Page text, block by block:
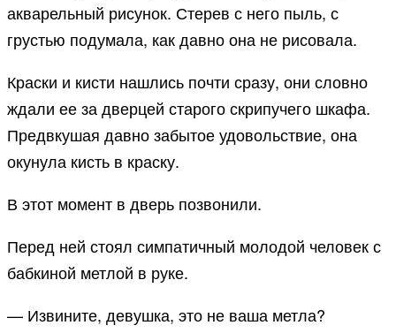
акварельный рисунок. Стерев с него пыль, с
грустью подумала, как давно она не рисовала.
Краски и кисти нашлись почти сразу, они словно
ждали ее за дверцей старого скрипучего шкафа.
Предвкушая давно забытое удовольствие, она
окунула кисть в краску.
В этот момент в дверь позвонили.
Перед ней стоял симпатичный молодой человек с
бабкиной метлой в руке.
— Извините, девушка, это не ваша метла?